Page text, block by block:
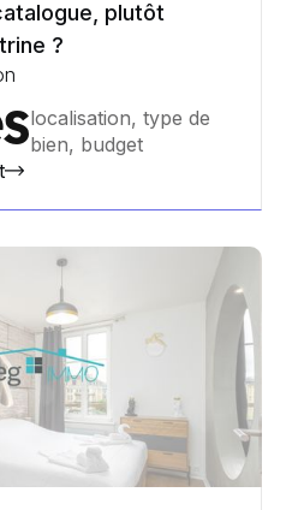
plutôt
?
localisation, type de
bien, budget